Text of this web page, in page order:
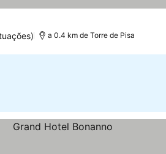
a 0.4 km de Torre de Pisa